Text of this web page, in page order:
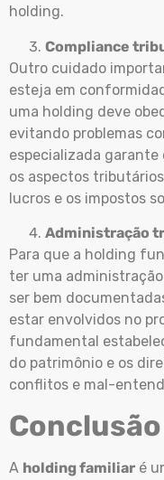
holding.
Compliance
Outro cuidado
esteja em
uma holding deve
evitando problemas
especializada
os aspectos
lucros e os impostos
Administração
Para que a holding
ter uma
ser bem
estar envolvidos no
fundamental
do patrimônio e os
conflitos e mal-
Conclusão
A holding familiar é